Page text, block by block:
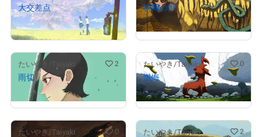
大交差点
9,000
狭間の獣
販売期間外
たいやき/Taiyaki 2
雨切
販売期間外
たいやき/Taiyaki 0
懺悔
販売期間外
たいやき/Taiyaki 0 たいやき/Taiyaki 2